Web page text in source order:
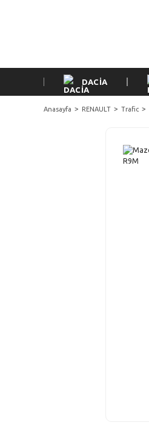
DACİA
Anasayfa RENAULT Trafic